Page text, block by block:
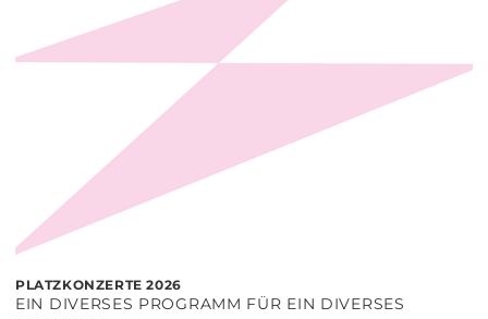
PLATZKONZERTE 2026
EIN DIVERSES PROGRAMM FÜR EIN DIVERSES